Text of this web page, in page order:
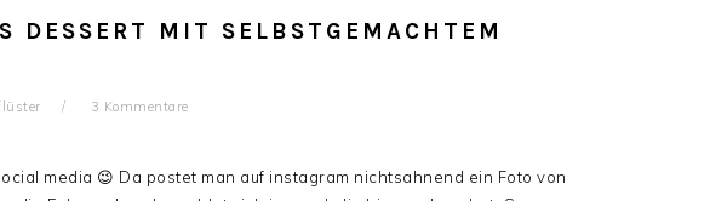
DESSERT MIT SELBSTGEMACHTEM
3 Kommentare
media 😉 Da postet man auf instagram nichtsahnend ein Foto von